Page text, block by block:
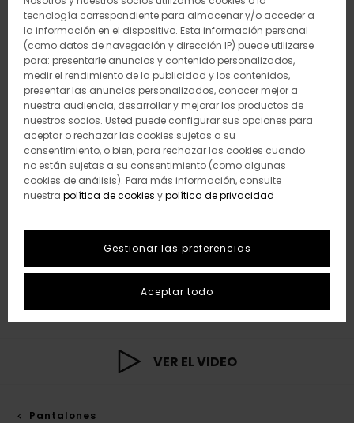
VER EL VIDEO
Pantalones
tecnología correspondiente para almacenar y/o acceder a
la información en el dispositivo. Esta información personal
(como datos de navegación y dirección IP) puede utilizarse
para: presentarle anuncios y contenido personalizados,
medir el rendimiento de la publicidad y los contenidos,
presentar las anuncios personalizados, conocer mejor a
nuestra audiencia, desarrollar y mejorar los productos de
nuestros socios. Usted puede configurar sus opciones para
aceptar o rechazar las cookies sujetas a su
consentimiento, o bien, para rechazar las cookies cuando
no están sujetas a su consentimiento (como algunas
cookies de análisis). Para más información, consulte
nuestra política de cookies ypolítica de privacidad
Gestionar las preferencias
Aceptar todo